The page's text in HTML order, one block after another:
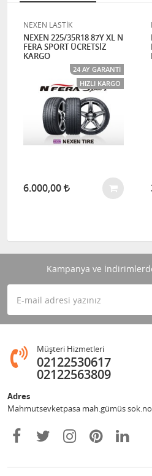
NEXEN LASTİK
NEXEN 225/35R18 87Y XL N
FERA SPORT ÜCRETSİZ
KARGO
24 AY GARANTI
HIZLI KARGO
6.000,00
Kampanya ve
Müşteri Hizmetleri
02122530617
02122563809
Adres
Mahmutsevketpasa mah.gümüs